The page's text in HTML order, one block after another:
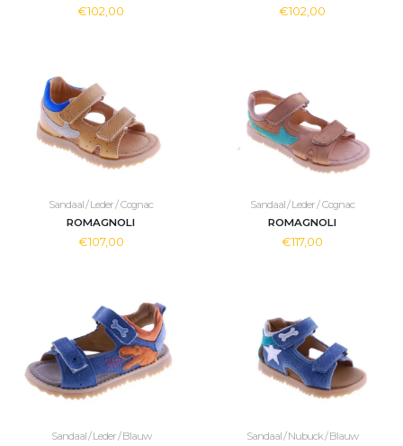
€102,00 €102,00
Sandaal / Leder / Cognac
ROMAGNOLI
€107,00
Sandaal / Leder / Cognac
ROMAGNOLI
€117,00
Sandaal / Leder / Blauw
Sandaal / Nubuck / Blauw